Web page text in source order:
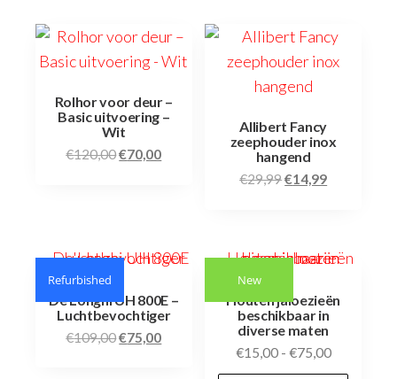
Rolhor voor deur –
Basic uitvoering –
Wit
€120,00€70,00
Allibert Fancy
zeephouder inox
hangend
€29,99€14,99
Refurbished
De’Longhi UH 800E –
Luchtbevochtiger
€109,00€75,00
New
Houten jaloezieën
beschikbaar in
diverse maten
€15,00 - €75,00